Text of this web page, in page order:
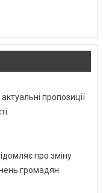
пропозиції
про зміну
громадян